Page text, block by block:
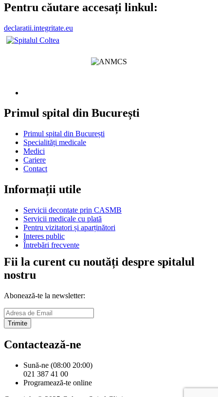
Pentru căutare accesați linkul:
declaratii.integritate.eu
Primul spital din București
Primul spital din București
Specialități medicale
Medici
Cariere
Contact
Informații utile
Servicii decontate prin CASMB
Servicii medicale cu plată
Pentru vizitatori și aparținători
Interes public
Întrebări frecvente
Fii la curent cu noutăți despre spitalul
nostru
Abonează-te la newsletter:
Trimite
Contactează-ne
Sună-ne (08:00 20:00)
021 387 41 00
Programează-te online